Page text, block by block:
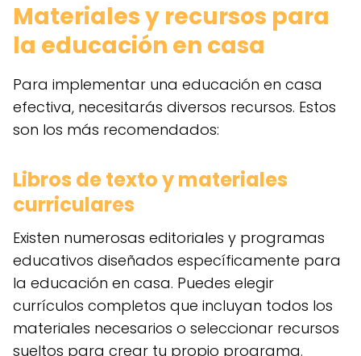
Materiales y recursos para
la educación en casa
Para implementar una educación en casa
efectiva, necesitarás diversos recursos. Estos
son los más recomendados:
Libros de texto y materiales
curriculares
Existen numerosas editoriales y programas
educativos diseñados específicamente para
la educación en casa. Puedes elegir
currículos completos que incluyan todos los
materiales necesarios o seleccionar recursos
sueltos para crear tu propio programa.